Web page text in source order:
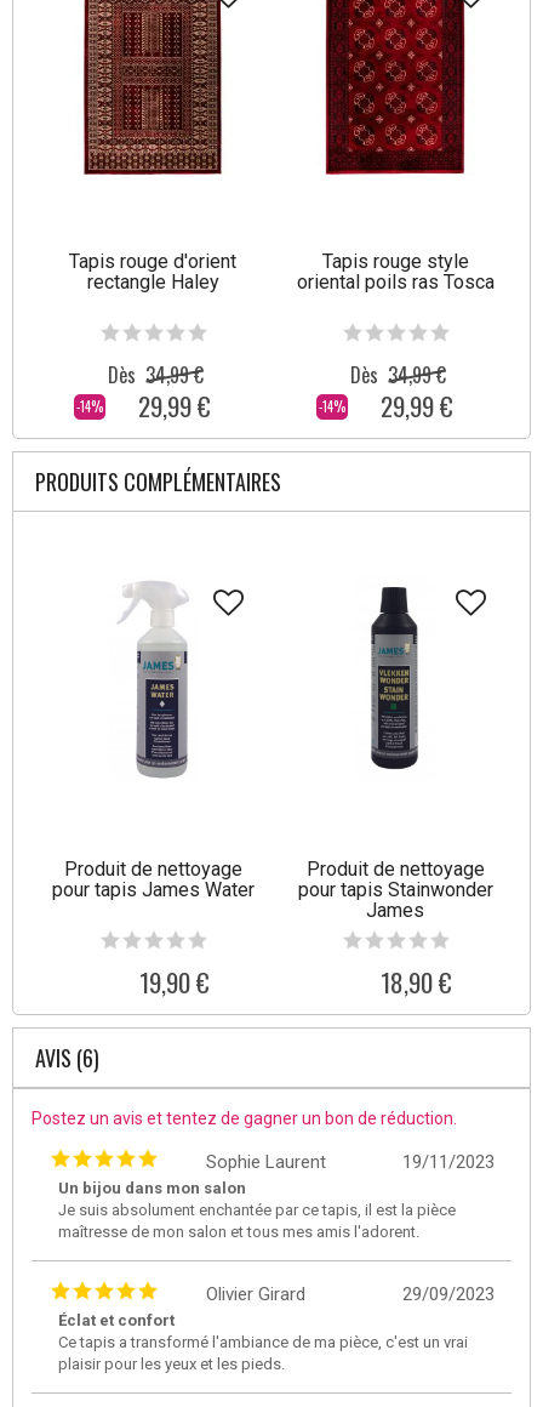
Tapis rouge d'orient
rectangle Haley
-14%
Dès 34,99 €
29,99 €
Tapis rouge style
oriental poils ras Tosca
-14%
Dès 34,99 €
29,99 €
PRODUITS COMPLÉMENTAIRES
Produit de nettoyage
pour tapis James Water
19,90 €
Produit de nettoyage
pour tapis Stainwonder
James
18,90 €
AVIS (6)
Postez un avis et tentez de gagner un bon de réduction.
19/11/2023
Sophie Laurent
Un bijou dans mon salon
Je suis absolument enchantée par ce tapis, il est la pièce
maîtresse de mon salon et tous mes amis l'adorent.
29/09/2023
Olivier Girard
Éclat et confort
Ce tapis a transformé l'ambiance de ma pièce, c'est un vrai
plaisir pour les yeux et les pieds.